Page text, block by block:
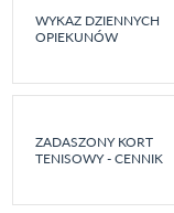
WYKAZ DZIENNYCH
OPIEKUNÓW
ZADASZONY KORT
TENISOWY - CENNIK